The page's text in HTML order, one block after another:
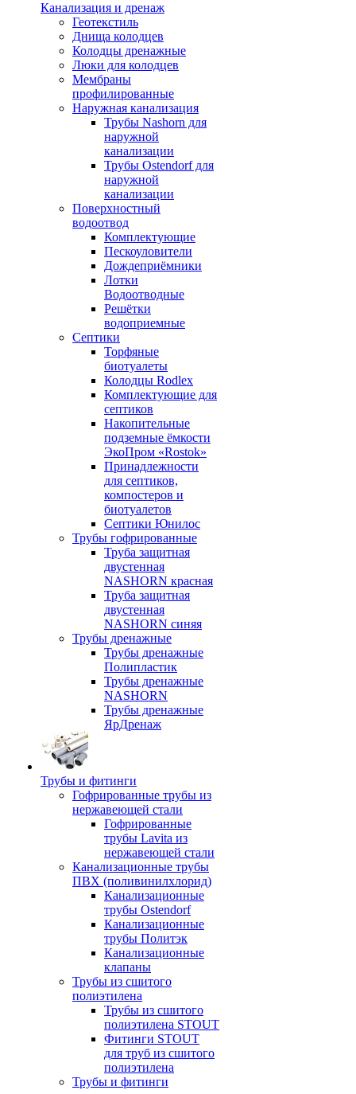
Канализация и дренаж
Геотекстиль
Днища колодцев
Колодцы дренажные
Люки для колодцев
Мембраны
профилированные
Наружная канализация
Трубы Nashorn для
наружной
канализации
Трубы Ostendorf для
наружной
канализации
Поверхностный
водоотвод
Комплектующие
Пескоуловители
Дождеприёмники
Лотки
Водоотводные
Решётки
водоприемные
Септики
Торфяные
биотуалеты
Колодцы Rodlex
Комплектующие для
септиков
Накопительные
подземные ёмкости
ЭкоПром «Rostok»
Принадлежности
для септиков,
компостеров и
биотуалетов
Септики Юнилос
Трубы гофрированные
Труба защитная
двустенная
NASHORN красная
Труба защитная
двустенная
NASHORN синяя
Трубы дренажные
Трубы дренажные
Полипластик
Трубы дренажные
NASHORN
Трубы дренажные
ЯрДренаж
Трубы и фитинги
Гофрированные трубы из
нержавеющей стали
Гофрированные
трубы Lavita из
нержавеющей стали
Канализационные трубы
ПВХ (поливинилхлорид)
Канализационные
трубы Ostendorf
Канализационные
трубы Политэк
Канализационные
клапаны
Трубы из сшитого
полиэтилена
Трубы из сшитого
полиэтилена STOUT
Фитинги STOUT
для труб из сшитого
полиэтилена
Трубы и фитинги